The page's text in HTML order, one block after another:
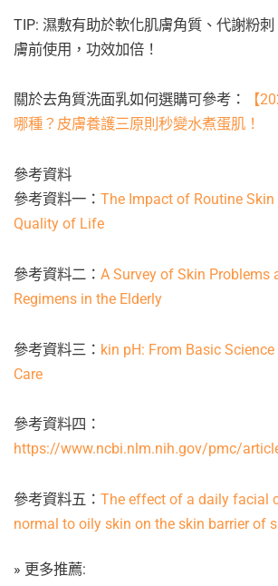
TIP: 濕敷有助於軟化肌膚角質、代謝粉
膚前使用，功效加倍！
關於去角質洗面乳如何選購可參考：
【
哪種？皮膚養護三原則秒變水煮蛋肌！
參考資料
參考資料一： The Impact of Routine Skin
Quality of Life
參考資料二： A Survey of Skin Problems
Regimens in the Elderly
參考資料三： kin pH: From Basic
Care
參考資料四：
https://www.ncbi.nlm.nih.gov/pmc/
參考資料五： The effect of a daily facial
normal to oily skin on the skin barrier of
» 更多推薦: